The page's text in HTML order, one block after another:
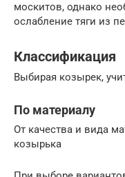
москитов, однако
ослабление тяги из
Классификация
Выбирая козырек,
По материалу
От качества и вида
козырька